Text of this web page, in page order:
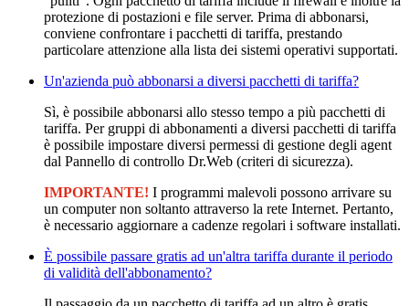
protezione di postazioni e file server. Prima di abbonarsi,
conviene confrontare i pacchetti di tariffa, prestando
particolare attenzione alla lista dei sistemi operativi supportati.
Un'azienda può abbonarsi a diversi pacchetti di tariffa?
Sì, è possibile abbonarsi allo stesso tempo a più pacchetti di
tariffa. Per gruppi di abbonamenti a diversi pacchetti di tariffa
è possibile impostare diversi permessi di gestione degli agent
dal Pannello di controllo Dr.Web (criteri di sicurezza).
IMPORTANTE! I programmi malevoli possono arrivare su
un computer non soltanto attraverso la rete Internet. Pertanto,
è necessario aggiornare a cadenze regolari i software installati.
È possibile passare gratis ad un'altra tariffa durante il periodo
di validità dell'abbonamento?